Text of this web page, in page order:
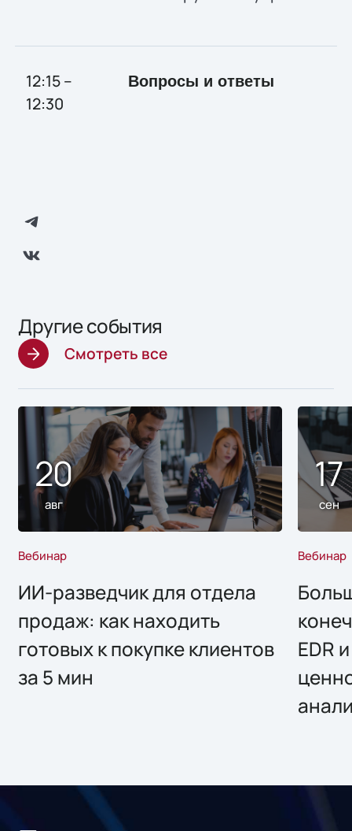
12:15 –
12:30
Вопросы и ответы
Другие события
Смотреть все
20
авг
Вебинар
ИИ-разведчик для отдела
продаж: как находить
готовых к покупке клиентов
за 5 мин
17
сен
Вебинар
EDR